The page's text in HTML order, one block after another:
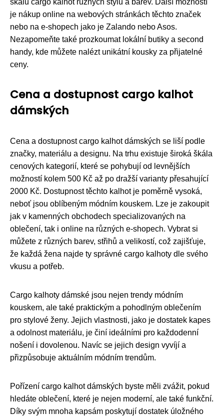
je nákup online na webových stránkách těchto značek
nebo na e-shopech jako je Zalando nebo Asos.
Nezapomeňte také prozkoumat lokální butiky a second
handy, kde můžete nalézt unikátní kousky za přijatelné
ceny.
Cena a dostupnost cargo kalhot
dámských
Cena a dostupnost cargo kalhot dámských se liší podle
značky, materiálu a designu. Na trhu existuje široká škála
cenových kategorií, které se pohybují od levnějších
možností kolem 500 Kč až po dražší varianty přesahující
2000 Kč. Dostupnost těchto kalhot je poměrně vysoká,
neboť jsou oblíbeným módním kouskem. Lze je zakoupit
jak v kamenných obchodech specializovaných na
oblečení, tak i online na různých e-shopech. Vybrat si
můžete z různých barev, střihů a velikostí, což zajišťuje,
že každá žena najde ty správné cargo kalhoty dle svého
vkusu a potřeb.
Cargo kalhoty dámské jsou nejen trendy módním
kouskem, ale také praktickým a pohodlným oblečením
pro stylové ženy. Jejich vlastnosti, jako je dostatek kapes
a odolnost materiálu, je činí ideálními pro každodenní
nošení i dovolenou. Navíc se jejich design vyvíjí a
přizpůsobuje aktuálním módním trendům.
Pořízení cargo kalhot dámských byste měli zvážit, pokud
hledáte oblečení, které je nejen moderní, ale také funkční.
Díky svým mnoha kapsám poskytují dostatek úložného